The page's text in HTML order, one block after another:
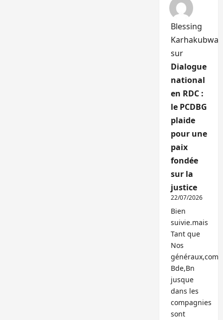
Blessing
Karhakubwa
sur
Dialogue
national
en RDC :
le PCDBG
plaide
pour une
paix
fondée
sur la
justice
22/07/2026
Bien
suivie.mais
Tant que
Nos
généraux,com
Bde,Bn
jusque
dans les
compagnies
sont